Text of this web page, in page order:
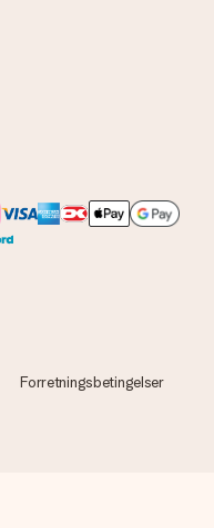
Forretningsbetingelser